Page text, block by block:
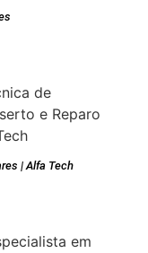
| Alfa Tech